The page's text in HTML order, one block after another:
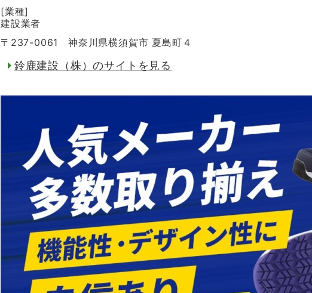
[業種]
建設業者
〒237-0061 神奈川県横須賀市 夏島町４
鈴鹿建設（株）のサイトを見る